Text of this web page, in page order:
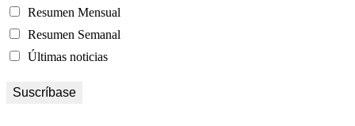
Resumen Mensual
Resumen Semanal
Últimas noticias